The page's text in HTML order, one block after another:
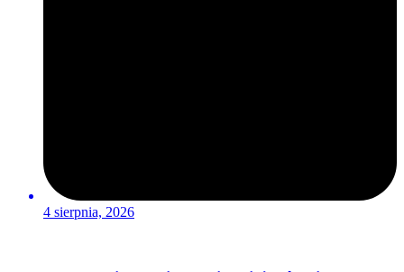
4 sierpnia, 2026